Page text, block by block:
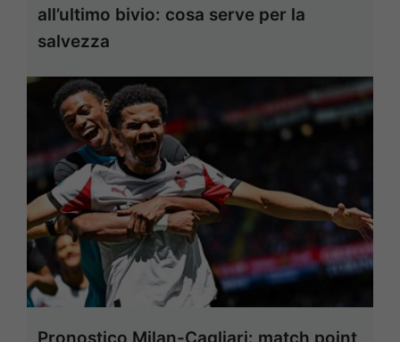
all’ultimo bivio: cosa serve per la
salvezza